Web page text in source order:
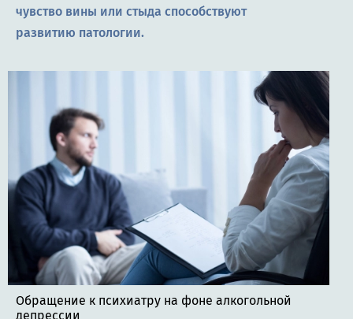
чувство вины или стыда способствуют
развитию патологии.
Обращение к психиатру на фоне алкогольной
депрессии